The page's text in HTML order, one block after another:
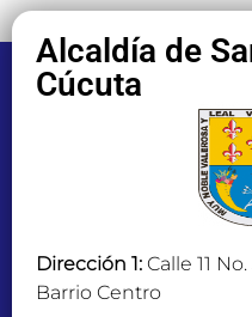
Alcaldía de
Cúcuta
Dirección 1: Calle 11
Barrio Centro